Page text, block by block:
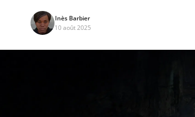
Inès Barbier
10 août 2025